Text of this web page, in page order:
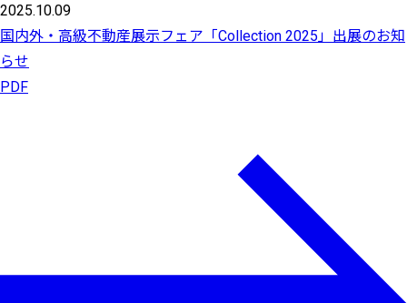
2025.10.09
国内外・高級不動産展示フェア「Collection 2025」出展のお知
らせ
PDF